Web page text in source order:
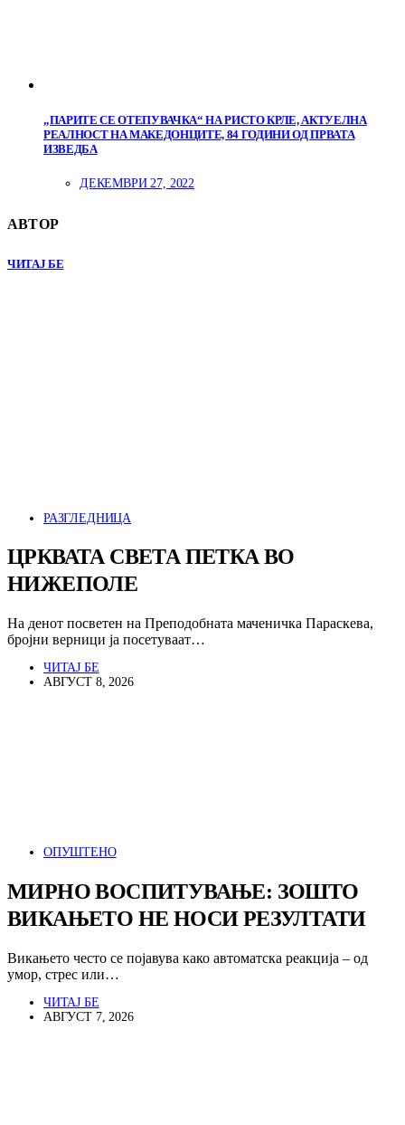
„ПАРИТЕ СЕ ОТЕПУВАЧКА“ НА РИСТО КРЛЕ, АКТУЕЛНА
РЕАЛНОСТ НА МАКЕДОНЦИТЕ, 84 ГОДИНИ ОД ПРВАТА
ИЗВЕДБА
ДЕКЕМВРИ 27, 2022
АВТОР
ЧИТАЈ БЕ
РАЗГЛЕДНИЦА
ЦРКВАТА СВЕТА ПЕТКА ВО
НИЖЕПОЛЕ
На денот посветен на Преподобната маченичка Параскева,
бројни верници ја посетуваат…
ЧИТАЈ БЕ
АВГУСТ 8, 2026
ОПУШТЕНО
МИРНО ВОСПИТУВАЊЕ: ЗОШТО
ВИКАЊЕТО НЕ НОСИ РЕЗУЛТАТИ
Викањето често се појавува како автоматска реакција – од
умор, стрес или…
ЧИТАЈ БЕ
АВГУСТ 7, 2026